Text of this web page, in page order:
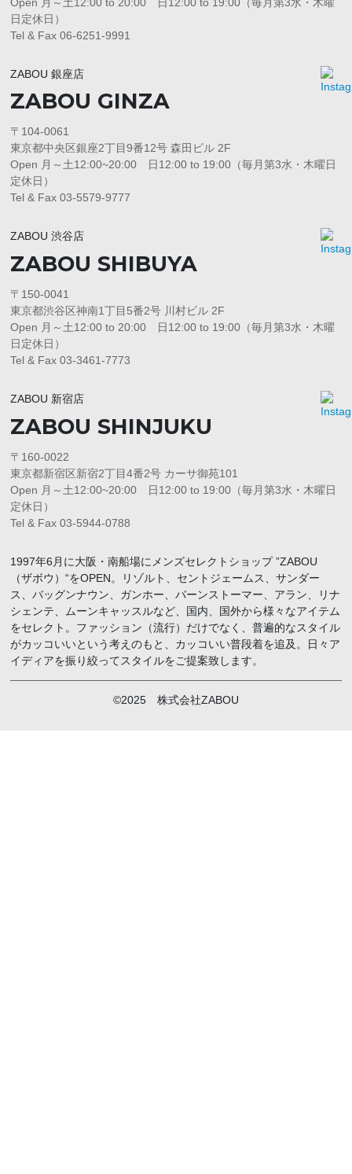
日定休日）
Tel & Fax 06-6251-9991
ZABOU 銀座店
ZABOU GINZA
〒104-0061
東京都中央区銀座2丁目9番12号 森田ビル 2F
Open 月～土12:00~20:00 日12:00 to 19:00（毎月第3水・木曜日
定休日）
Tel & Fax 03-5579-9777
ZABOU 渋谷店
ZABOU SHIBUYA
〒150-0041
東京都渋谷区神南1丁目5番2号 川村ビル 2F
Open 月～土12:00 to 20:00 日12:00 to 19:00（毎月第3水・木曜
日定休日）
Tel & Fax 03-3461-7773
ZABOU 新宿店
ZABOU SHINJUKU
〒160-0022
東京都新宿区新宿2丁目4番2号 カーサ御苑101
Open 月～土12:00~20:00 日12:00 to 19:00（毎月第3水・木曜日
定休日）
Tel & Fax 03-5944-0788
1997年6月に大阪・南船場にメンズセレクトショップ ”ZABOU
（ザボウ）“をOPEN。リゾルト、セントジェームス、サンダー
ス、バッグンナウン、ガンホー、バーンストーマー、アラン、リナ
シェンテ、ムーンキャッスルなど、国内、国外から様々なアイテム
をセレクト。ファッション（流行）だけでなく、普遍的なスタイル
がカッコいいという考えのもと、カッコいい普段着を追及。日々ア
イディアを振り絞ってスタイルをご提案致します。
©2025 株式会社ZABOU